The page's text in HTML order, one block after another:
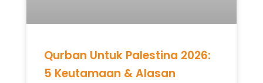
Qurban Untuk Palestina 2026:
5 Keutamaan & Alasan